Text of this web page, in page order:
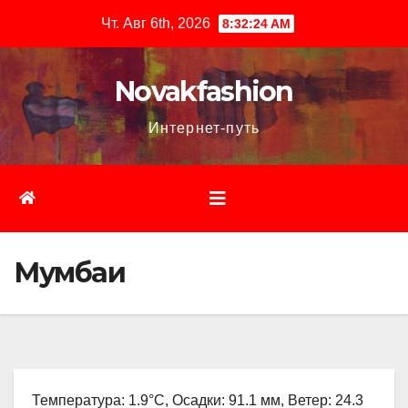
содержимому
Чт. Авг 6th, 2026 8:32:25 AM
Novakfashion
Интернет-путь
Мумбаи
Температура: 1.9°C, Осадки: 91.1 мм, Ветер: 24.3